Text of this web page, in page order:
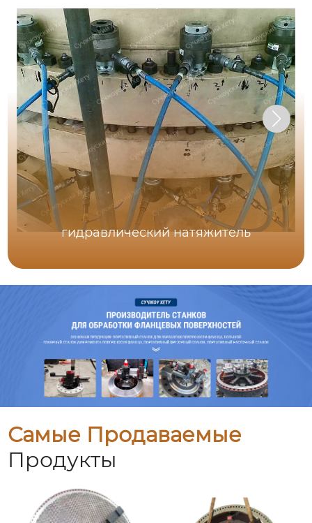
гидравлический натяжитель
Самые Продаваемые
Продукты